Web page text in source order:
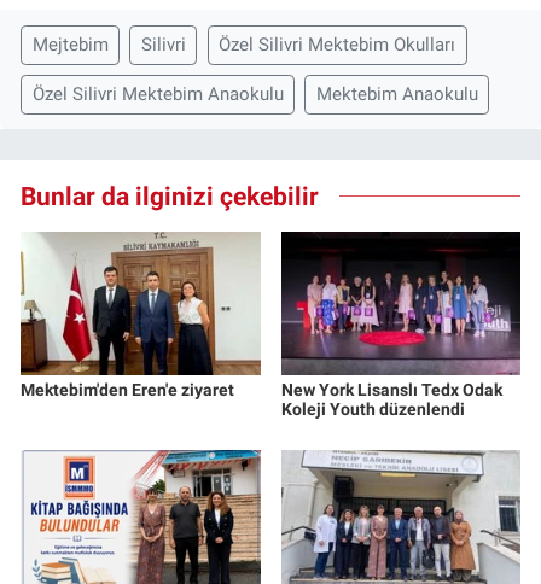
Mejtebim Silivri Özel Silivri Mektebim Okulları
Özel Silivri Mektebim Anaokulu Mektebim Anaokulu
Bunlar da ilginizi çekebilir
Mektebim'den Eren'e ziyaret
New York Lisanslı Tedx Odak
Koleji Youth düzenlendi